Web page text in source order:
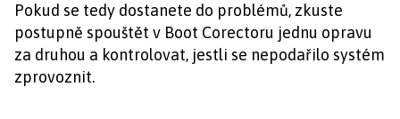
Pokud se tedy dostanete do problémů, zkuste
postupně spouštět v Boot Corectoru jednu opravu
za druhou a kontrolovat, jestli se nepodařilo systém
zprovoznit.